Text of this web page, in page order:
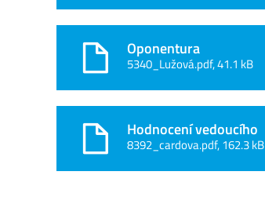
Oponentura
5340_Lužová.pdf, 41.1 kB
Hodnocení vedoucího
8392_cardova.pdf, 162.3 kB